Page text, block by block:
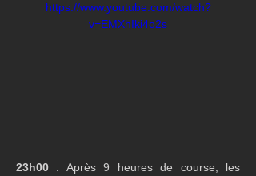
https://www.youtube.com/watch?
v=EMXhIki4o2s
23h00 : Après 9 heures de course, les